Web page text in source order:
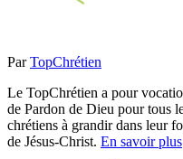
Par TopChrétien
Le TopChrétien a pour
de Pardon de Dieu pour tous
chrétiens à grandir dans leur
de Jésus-Christ. En savoir plus